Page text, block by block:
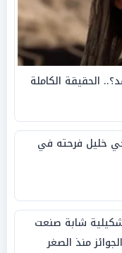
الحقيقة الكاملة
خليل فرحته في
شابة صنعت
منذ الصغر